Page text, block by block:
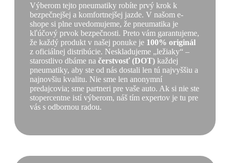
Výberom tejto pneumatiky robíte prvý krok k
bezpečnejšej a komfortnejšej jazde. V našom e-
shope si plne uvedomujeme, že pneumatika je
kľúčový prvok bezpečnosti. Preto vám garantujeme,
že každý produkt v našej ponuke je 100% originál
z oficiálnej distribúcie. Neskladujeme „ležiaky“ –
starostlivo dbáme na čerstvosť (DOT) každej
pneumatiky, aby ste od nás dostali len tú najvyššiu a
najnovšiu kvalitu. Nie sme len anonymní
predajcovia; sme partneri pre vaše auto. Ak si nie ste
stopercentne istí výberom, náš tím expertov je tu pre
vás s odbornou radou.